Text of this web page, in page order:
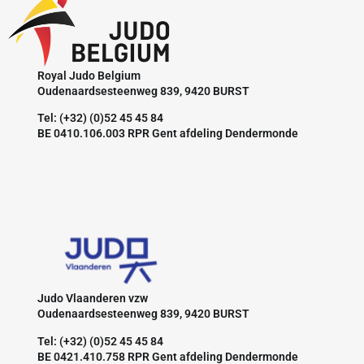
Royal Judo Belgium
Oudenaardsesteenweg 839, 9420 BURST
Tel: (+32) (0)52 45 45 84
BE 0410.106.003 RPR Gent afdeling Dendermonde
Judo Vlaanderen vzw
Oudenaardsesteenweg 839, 9420 BURST
Tel: (+32) (0)52 45 45 84
BE 0421.410.758 RPR Gent afdeling Dendermonde